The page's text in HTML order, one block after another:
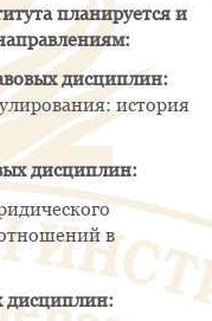
планируется и
дисциплин:
история
дисциплин:
в
дисциплин: